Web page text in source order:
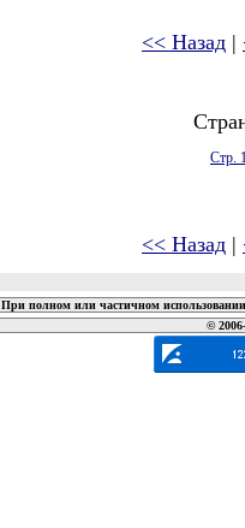
<< Назад |
Стр.
<< Назад |
При полном или частичном
©